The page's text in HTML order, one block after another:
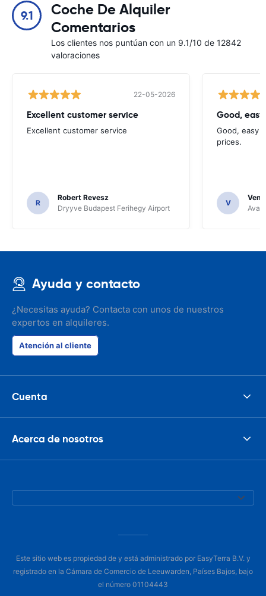
9.1
Coche De Alquiler
Comentarios
Los clientes nos puntúan con un 9.1/10 de 12842
valoraciones
22-05-2026
Excellent customer service
Excellent customer service
R
Robert Revesz
Dryyve Budapest Ferihegy Airport
Good,
Good, easy
prices.
V
Ayuda y contacto
¿Necesitas ayuda? Contacta con unos de nuestros
expertos en alquileres.
Atención al cliente
Cuenta
Acerca de nosotros
Este sitio web es propiedad de y está administrado por EasyTerra B.V. y
registrado en la Cámara de Comercio de Leeuwarden, Países Bajos, bajo
el número 01104443